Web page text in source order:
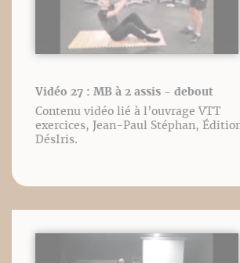
Vidéo 27 : MB à 2 assis - debout
Contenu vidéo lié à l’ouvrage VTT
exercices, Jean-Paul Stéphan,
DésIris.